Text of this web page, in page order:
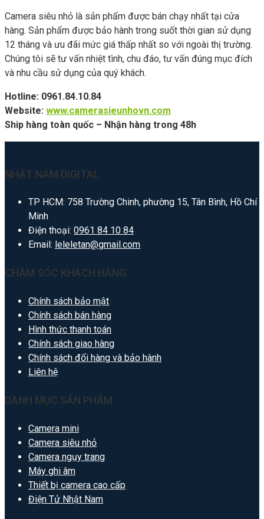
Camera siêu nhỏ là sản phẩm được bán chạy nhất tại cửa
hàng. Sản phẩm được bảo hành trong suốt thời gian sử dụng
12 tháng và ưu đãi mức giá thấp nhất so với ngoài thị trường.
Chúng tôi sẽ tư vấn nhiệt tình, chu đáo, tư vấn đúng mục đích
và nhu cầu sử dụng của quý khách.
Hotline: 0961.84.10.84
Website: www.camerasieunhovn.com
Ship hàng toàn quốc – Nhận hàng trong 48h
NHẬT NAM DIGITAL
TP HCM: 758 Trường Chinh, phường 15, Tân Bình, Hồ Chí
Minh
Điện thoại: 0961 84 10 84
Email: leleletan@gmail.com
CHĂM SÓC KHÁCH HÀNG
Chính sách bảo mật
Chính sách bán hàng
Hình thức thanh toán
Chính sách giao hàng
Chính sách đổi hàng và bảo hành
Liên hệ
DANH MỤC SẢN PHẨM
Camera mini
Camera siêu nhỏ
Camera ngụy trang
Máy ghi âm
Thiết bị camera cao cấp
Điện Tử Nhật Nam